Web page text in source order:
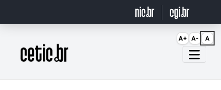
Página inicial
A+ A- A